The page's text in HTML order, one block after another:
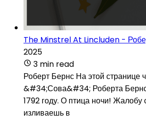
The Minstrel At Lincluden -
2025
3 min read
Роберт Бернс На этой странице
&#34;Сова&#34; Роберта
1792 году. О птица ночи!
изливаешь в